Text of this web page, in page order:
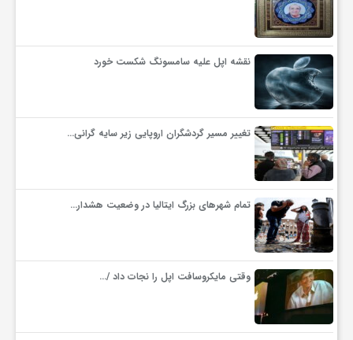
نقشه اپل علیه سامسونگ شکست خورد
تغییر مسیر گردشگران اروپایی زیر سایه گرانی…
تمام شهرهای بزرگ ایتالیا در وضعیت هشدار…
وقتی مایکروسافت اپل را نجات داد /…